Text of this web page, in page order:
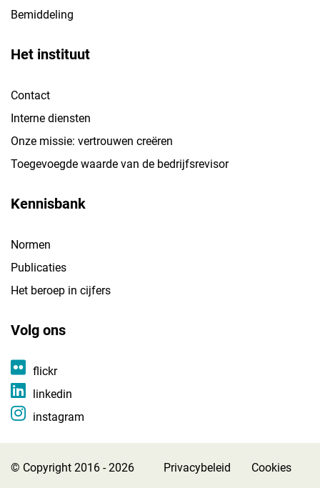
Bemiddeling
Het instituut
Contact
Interne diensten
Onze missie: vertrouwen creëren
Toegevoegde waarde van de bedrijfsrevisor
Kennisbank
Normen
Publicaties
Het beroep in cijfers
Volg ons
flickr
linkedin
instagram
© Copyright 2016 - 2026 Privacybeleid Cookies